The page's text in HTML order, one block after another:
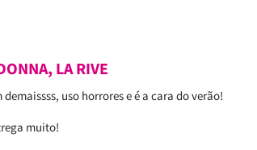
LA RIVE
uso horrores e é a cara do verão!
muito!